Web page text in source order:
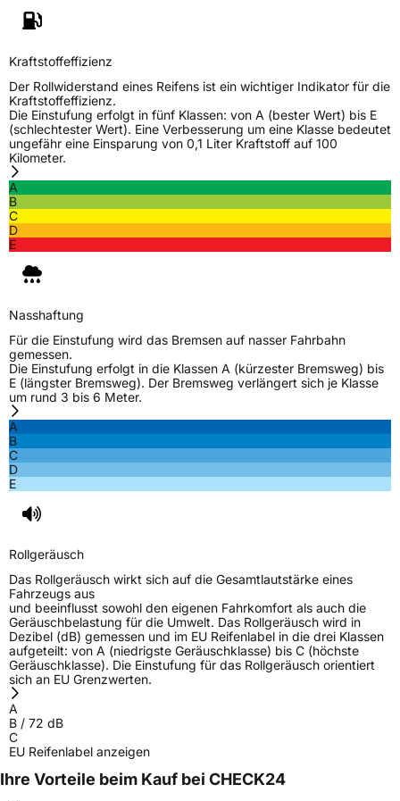
Nasshaftung
Rollgeräusch (Klasse)
Rollgeräusch (dB)
FahrzeugklasseC1
3PMSF / Schneeflockensymbol / Alpine-Symbol
Allgemeine Produktsicherheit (GPSR)
Herstellerkontakt
LLG_info@linglong.cn
Kraftstoffeffizienz
Der Rollwiderstand eines Reifens ist ein wichtiger Indikator für die
Kraftstoffeffizienz.
Die Einstufung erfolgt in fünf Klassen: von A (bester Wert) bis E
(schlechtester Wert). Eine Verbesserung um eine Klasse bedeutet
ungefähr eine Einsparung von 0,1 Liter Kraftstoff auf 100
Kilometer.
A
B
C
D
E
Nasshaftung
Für die Einstufung wird das Bremsen auf nasser Fahrbahn
gemessen.
Die Einstufung erfolgt in die Klassen A (kürzester Bremsweg) bis
E (längster Bremsweg). Der Bremsweg verlängert sich je Klasse
um rund 3 bis 6 Meter.
A
B
C
D
E
Rollgeräusch
Das Rollgeräusch wirkt sich auf die Gesamtlautstärke eines
Fahrzeugs aus
und beeinflusst sowohl den eigenen Fahrkomfort als auch die
Geräuschbelastung für die Umwelt. Das Rollgeräusch wird in
Dezibel (dB) gemessen und im EU Reifenlabel in die drei Klassen
aufgeteilt: von A (niedrigste Geräuschklasse) bis C (höchste
Geräuschklasse). Die Einstufung für das Rollgeräusch orientiert
sich an EU Grenzwerten.
A
B / 72 dB
C
EU Reifenlabel anzeigen
Ihre Vorteile beim Kauf bei CHECK24